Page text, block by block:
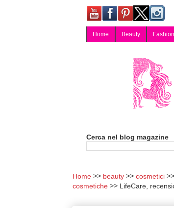
Home Beauty Fashion
Cerca nel blog magazine
Home beauty cosmetici
cosmetiche
LifeCare,